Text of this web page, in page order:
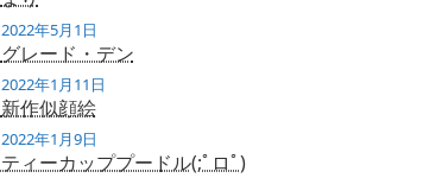
グレード・デン
2022年5月1日
新作似顔絵
2022年1月11日
ティーカッププードル(;ﾟロﾟ)
2022年1月9日